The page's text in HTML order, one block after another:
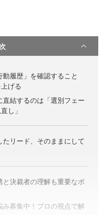
履歴」を確認すること
げる
直結するのは「選別フェー
し」
たリード、そのままにして
と決裁者の理解も重要なポ
み募集中！プロの視点で解